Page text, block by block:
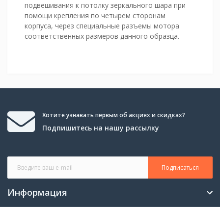
подвешивания к потолку зеркального шара при
помощи крепления по четырем сторонам
корпуса, через специальные разъемы мотора
соответственных размеров данного образца.
Хотите узнавать первым об акциях и скидках?
Подпишитесь на нашу рассылку
Подписаться
Информация